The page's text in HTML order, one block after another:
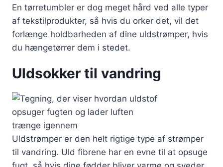
En tørretumbler er dog meget hård ved alle typer
af tekstilprodukter, så hvis du orker det, vil det
forlænge holdbarheden af dine uldstrømper, hvis
du hængetørrer dem i stedet.
Uldsokker til vandring
Uldstrømper er den helt rigtige type af strømper
til vandring. Uld fibrene har en evne til at opsuge